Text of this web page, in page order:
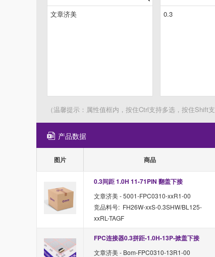
（温馨提示：属性值框内，按住Ctrl支持多选，按住Shift支
产品数据
图片 商品
0.3间距 1.0H 11-71PIN 翻盖下接
文章济美 - 5001-FPC0310-xxR1-00
竞品料号: FH26W-xxS-0.3SHW/BL125-
xxRL-TAGF
FPC连接器0.3拼距-1.0H-13P-掀盖下接
文章济美 - Bom-FPC0310-13R1-00